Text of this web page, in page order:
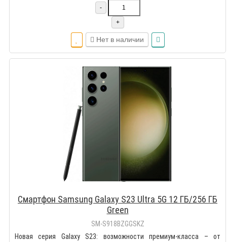
-
+
Нет в наличии
Смартфон Samsung Galaxy S23 Ultra 5G 12 ГБ/256 ГБ
Green
SM-S918BZGGSKZ
Новая серия Galaxy S23: возможности премиум-класса – от